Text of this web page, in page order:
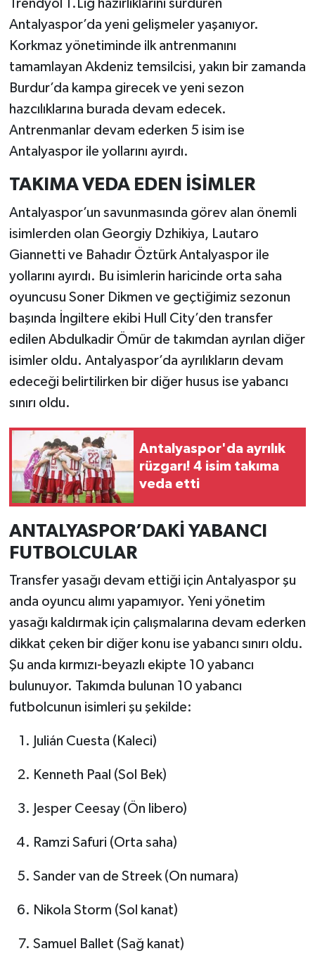
Trendyol 1.Lig hazırlıklarını sürdüren
Antalyaspor’da yeni gelişmeler yaşanıyor.
Korkmaz yönetiminde ilk antrenmanını
tamamlayan Akdeniz temsilcisi, yakın bir zamanda
Burdur’da kampa girecek ve yeni sezon
hazcılıklarına burada devam edecek.
Antrenmanlar devam ederken 5 isim ise
Antalyaspor ile yollarını ayırdı.
TAKIMA VEDA EDEN İSİMLER
Antalyaspor’un savunmasında görev alan önemli
isimlerden olan Georgiy Dzhikiya, Lautaro
Giannetti ve Bahadır Öztürk Antalyaspor ile
yollarını ayırdı. Bu isimlerin haricinde orta saha
oyuncusu Soner Dikmen ve geçtiğimiz sezonun
başında İngiltere ekibi Hull City’den transfer
edilen Abdulkadir Ömür de takımdan ayrılan diğer
isimler oldu. Antalyaspor’da ayrılıkların devam
edeceği belirtilirken bir diğer husus ise yabancı
sınırı oldu.
Antalyaspor'da ayrılık
rüzgarı! 4 isim takıma
veda etti
ANTALYASPOR’DAKİ YABANCI
FUTBOLCULAR
Transfer yasağı devam ettiği için Antalyaspor şu
anda oyuncu alımı yapamıyor. Yeni yönetim
yasağı kaldırmak için çalışmalarına devam ederken
dikkat çeken bir diğer konu ise yabancı sınırı oldu.
Şu anda kırmızı-beyazlı ekipte 10 yabancı
bulunuyor. Takımda bulunan 10 yabancı
futbolcunun isimleri şu şekilde:
Julián Cuesta (Kaleci)
Kenneth Paal (Sol Bek)
Jesper Ceesay (Ön libero)
Ramzi Safuri (Orta saha)
Sander van de Streek (On numara)
Nikola Storm (Sol kanat)
Samuel Ballet (Sağ kanat)